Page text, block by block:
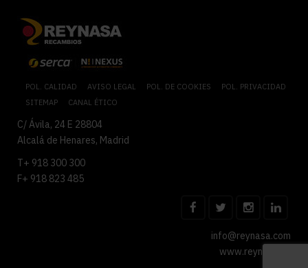
POL. CALIDAD AVISO LEGAL POL. DE COOKIES
POL. PRIVACIDAD
SITEMAP
CANAL ÉTICO
C/ Ávila, 24 E 28804
Alcalá de Henares, Madrid
T+ 918 300 300
F+ 918 823 485
info@reynasa.com
www.reynasa.es